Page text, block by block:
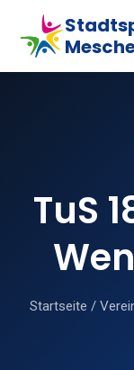
TuS
Startseite /